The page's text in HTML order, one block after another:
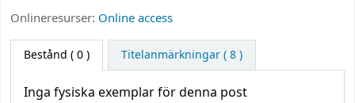
Onlineresurser: Online access
Bestånd ( 0 ) Titelanmärkningar ( 8 )
Inga fysiska exemplar för denna post